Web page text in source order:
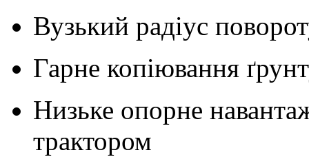
Вузький радіус
Гарне копіювання
Низьке опорне
трактором